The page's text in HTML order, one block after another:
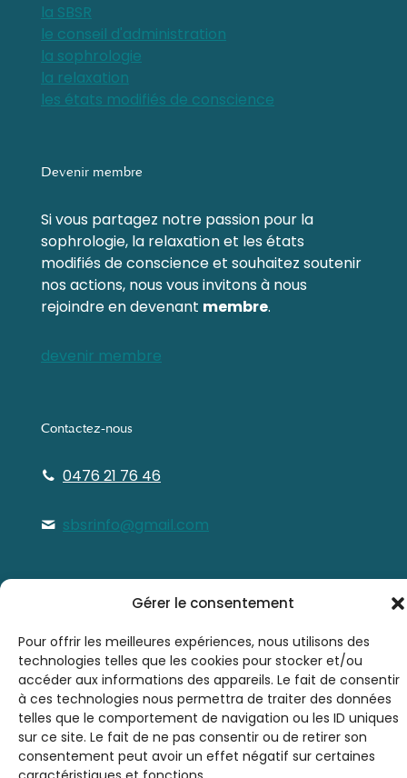
Gérer le consentement
Pour offrir les meilleures expériences, nous utilisons des
technologies telles que les cookies pour stocker et/ou
accéder aux informations des appareils. Le fait de consentir
à ces technologies nous permettra de traiter des données
telles que le comportement de navigation ou les ID uniques
sur ce site. Le fait de ne pas consentir ou de retirer son
consentement peut avoir un effet négatif sur certaines
la SBSR
le conseil d'administration
la sophrologie
la relaxation
les états modifiés de conscience
Devenir membre
Si vous partagez notre passion pour la
sophrologie, la relaxation et les états
modifiés de conscience et souhaitez soutenir
nos actions, nous vous invitons à nous
rejoindre en devenant membre.
devenir membre
Contactez-nous
0476 21 76 46
sbsrinfo@gmail.com
© 2026 Société Belge de Sophrologie et de
Relaxation A.S.B.L. - SBSR | Tous droits
réservés |Mentions légales| By LAUGRE